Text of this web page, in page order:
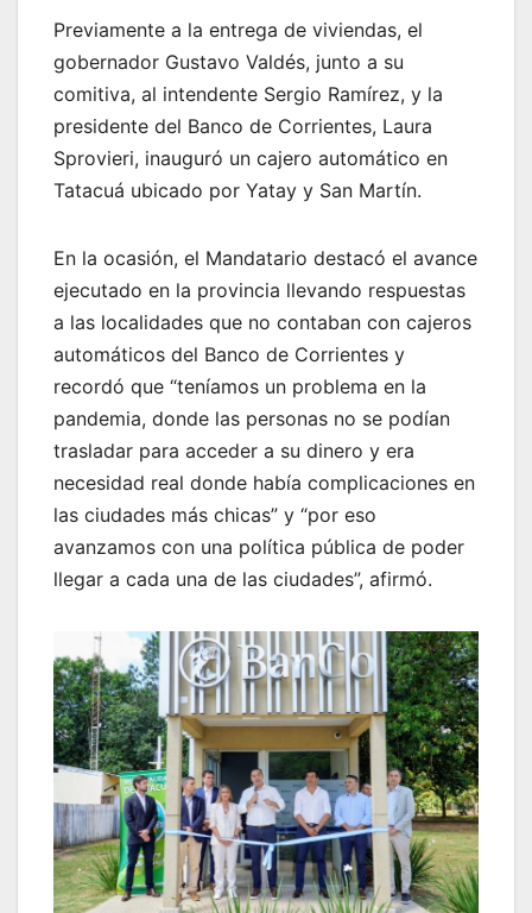
Previamente a la entrega de viviendas, el
gobernador Gustavo Valdés, junto a su
comitiva, al intendente Sergio Ramírez, y la
presidente del Banco de Corrientes, Laura
Sprovieri, inauguró un cajero automático en
Tatacuá ubicado por Yatay y San Martín.
En la ocasión, el Mandatario destacó el avance
ejecutado en la provincia llevando respuestas
a las localidades que no contaban con cajeros
automáticos del Banco de Corrientes y
recordó que “teníamos un problema en la
pandemia, donde las personas no se podían
trasladar para acceder a su dinero y era
necesidad real donde había complicaciones en
las ciudades más chicas” y “por eso
avanzamos con una política pública de poder
llegar a cada una de las ciudades”, afirmó.